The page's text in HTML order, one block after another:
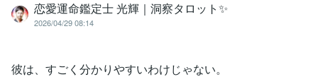
恋愛運命鑑定士 光輝｜洞察タロット✨️
2026/04/29 08:14
彼は、すごく分かりやすいわけじゃない。